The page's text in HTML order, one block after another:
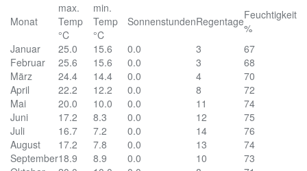
Monat
max.
Temp
°C
min.
Temp
°C
SonnenstundenRegentageFeuchtigkeit
%
Januar
25.0 15.6 0.0 3
67
Februar
25.6 15.6 0.0 3
68
März
24.4 14.4 0.0 4
70
April
22.2 12.2 0.0 8
72
Mai
20.0 10.0 0.0 11
74
Juni
17.2 8.3 0.0 12
75
Juli
16.7 7.2 0.0 14
76
August
17.2 7.8 0.0 13
74
September18.9 8.9 0.0 10
73